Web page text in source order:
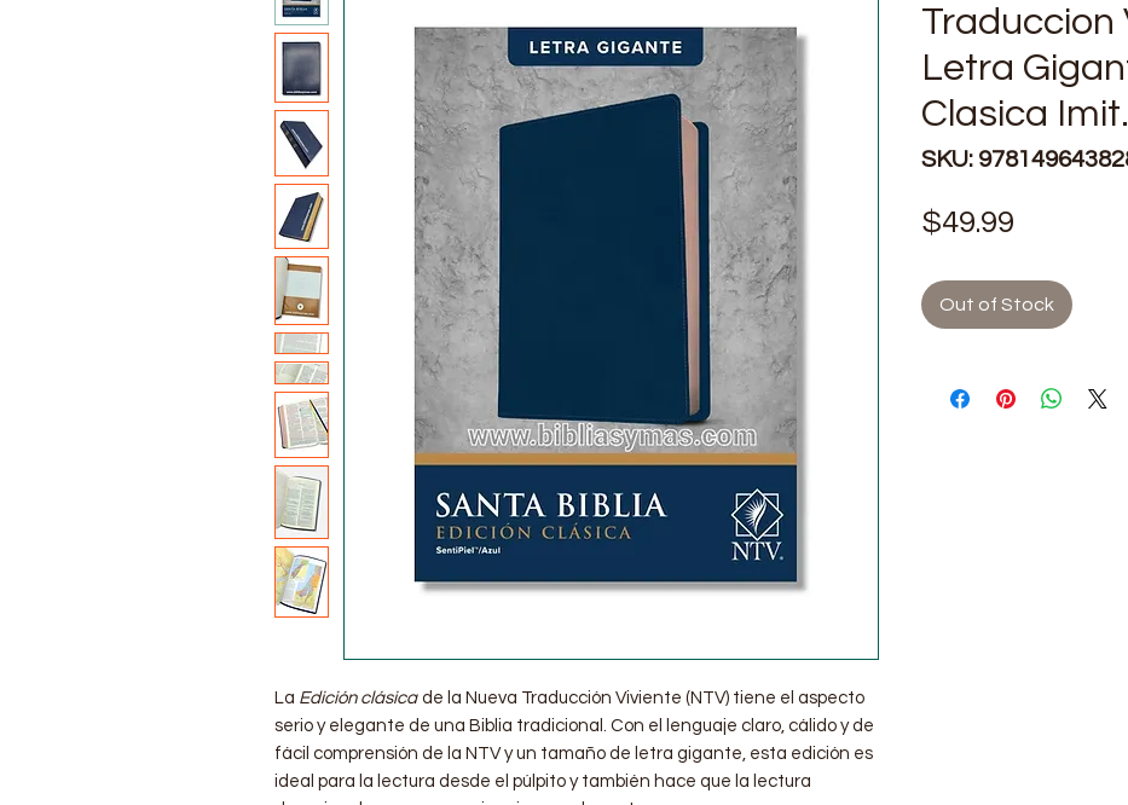
La Edición clásica de la Nueva Traducción Viviente (NTV) tiene el aspecto
serio y elegante de una Biblia tradicional. Con el lenguaje claro, cálido y de
fácil comprensión de la NTV y un tamaño de letra gigante, esta edición es
ideal para la lectura desde el púlpito y también hace que la lectura
Traduccion
Letra
Clasica
SKU:
$49.99
Out of Stock